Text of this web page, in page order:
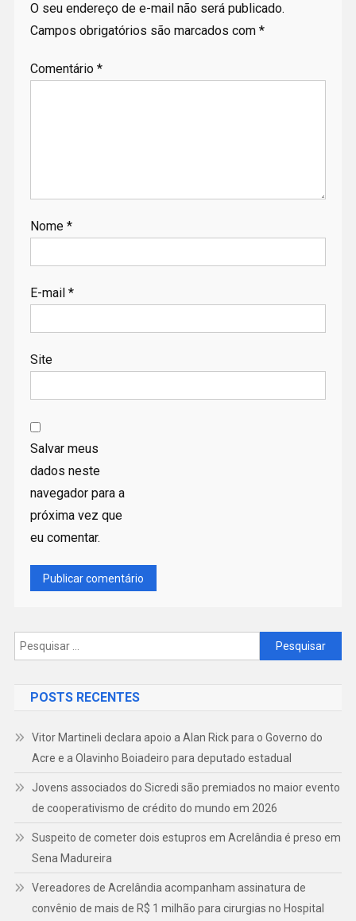
O seu endereço de e-mail não será publicado.
Campos obrigatórios são marcados com *
Comentário *
Nome *
E-mail *
Site
Salvar meus
dados neste
navegador para a
próxima vez que
eu comentar.
Pesquisar
por:
POSTS RECENTES
Vitor Martineli declara apoio a Alan Rick para o Governo do
Acre e a Olavinho Boiadeiro para deputado estadual
Jovens associados do Sicredi são premiados no maior evento
de cooperativismo de crédito do mundo em 2026
Suspeito de cometer dois estupros em Acrelândia é preso em
Sena Madureira
Vereadores de Acrelândia acompanham assinatura de
convênio de mais de R$ 1 milhão para cirurgias no Hospital